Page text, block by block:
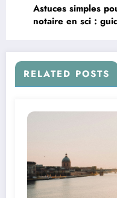
Astuces simples
notaire en sci :
RELATED POSTS